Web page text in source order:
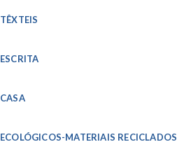
TÊXTEIS
ESCRITA
CASA
ECOLÓGICOS-MATERIAIS RECICLADOS